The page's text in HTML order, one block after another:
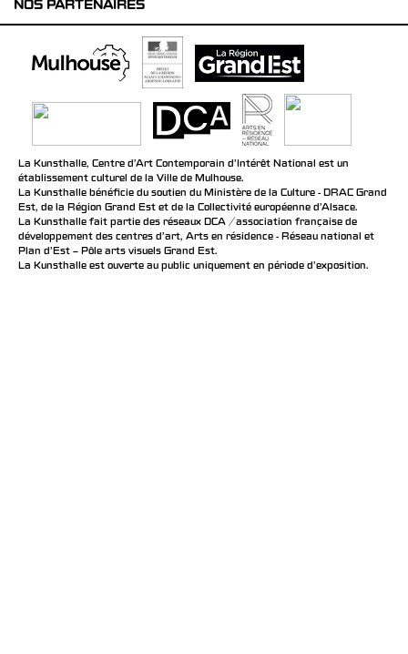
NOS PARTENAIRES
La Kunsthalle, Centre d’Art Contemporain d’Intérêt National est un
établissement culturel de la Ville de Mulhouse.
La Kunsthalle bénéficie du soutien du Ministère de la Culture - DRAC Grand
Est, de la Région Grand Est et de la Collectivité européenne d’Alsace.
La Kunsthalle fait partie des réseaux DCA / association française de
développement des centres d'art, Arts en résidence - Réseau national et
Plan d’Est – Pôle arts visuels Grand Est.
La Kunsthalle est ouverte au public uniquement en période d'exposition.